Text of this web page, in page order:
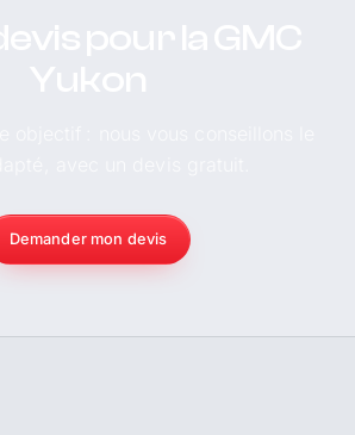
Demander mon devis